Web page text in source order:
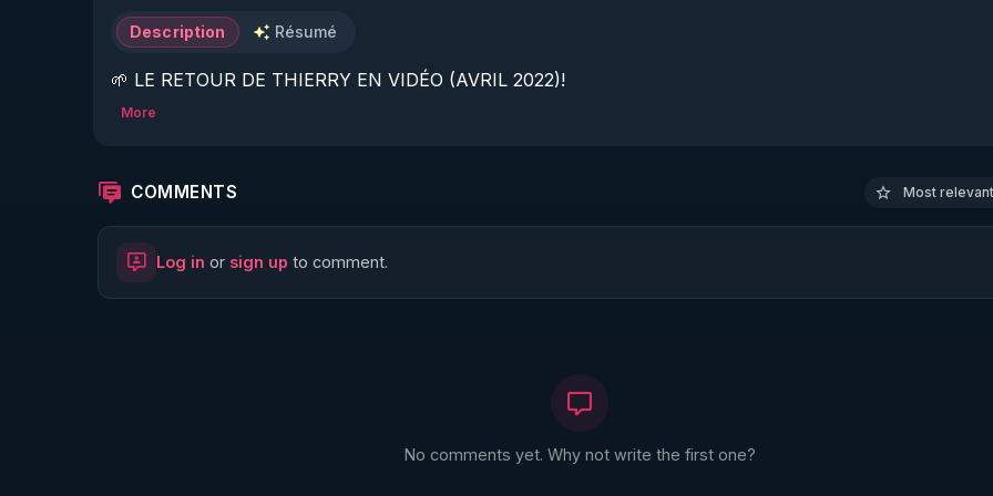
Description Résumé
🌱 LE RETOUR DE THIERRY EN VIDÉO (AVRIL 2022)!
🌱 LE MAGAZINE RÉGÉNÈRE
http://rgnr.li/ymag
More
COMMENTS Most
Log in or sign up to comment.
No comments yet. Why not write the first one?